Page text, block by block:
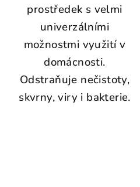
prostředek s velmi
univerzálními
možnostmi využití v
domácnosti.
Odstraňuje nečistoty,
skvrny, viry i bakterie.